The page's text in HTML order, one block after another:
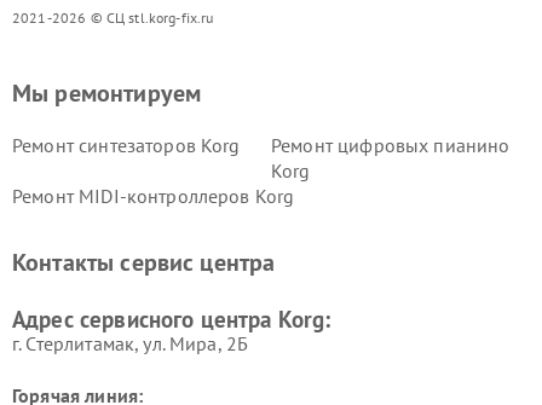
2021-2026 © СЦ stl.korg-fix.ru
Мы ремонтируем
Ремонт синтезаторов Korg
Ремонт цифровых пианино
Korg
Ремонт MIDI-контроллеров Korg
Контакты сервис центра
Адрес сервисного центра Korg:
г. Стерлитамак, ул. Мира, 2Б
Горячая линия: